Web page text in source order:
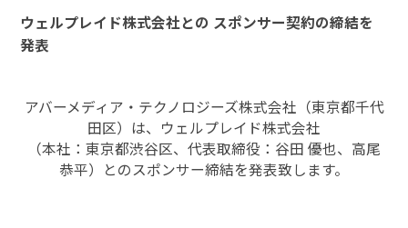
ウェルプレイド株式会社との スポンサー契約の締結を
発表
アバーメディア・テクノロジーズ株式会社（東京都千代
田区）は、ウェルプレイド株式会社
（本社：東京都渋谷区、代表取締役：谷田 優也、高尾
恭平）とのスポンサー締結を発表致します。